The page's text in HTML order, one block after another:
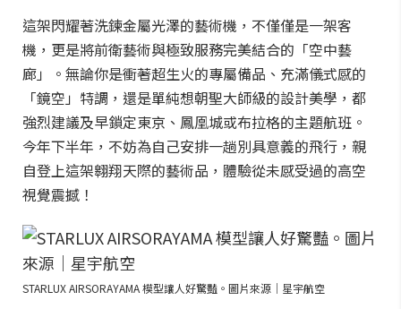
這架閃耀著洗鍊金屬光澤的藝術機，不僅僅是一架客
機，更是將前衛藝術與極致服務完美結合的「空中藝
廊」。無論你是衝著超生火的專屬備品、充滿儀式感的
「鏡空」特調，還是單純想朝聖大師級的設計美學，都
強烈建議及早鎖定東京、鳳凰城或布拉格的主題航班。
今年下半年，不妨為自己安排一趟別具意義的飛行，親
自登上這架翱翔天際的藝術品，體驗從未感受過的高空
視覺震撼！
STARLUX AIRSORAYAMA 模型讓人好驚豔。圖片來源｜星宇航空